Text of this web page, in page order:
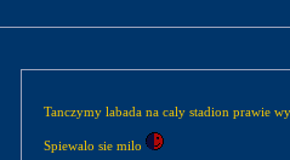
Tanczymy labada na caly stadion prawie
Spiewalo sie milo